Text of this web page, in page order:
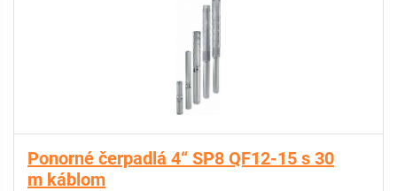
Ponorné čerpadlá 4“ SP8 QF12-15 s 30
m káblom